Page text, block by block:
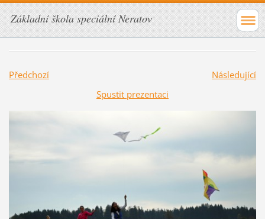
Základní škola speciální Neratov
Předchozí
Následující
Spustit prezentaci